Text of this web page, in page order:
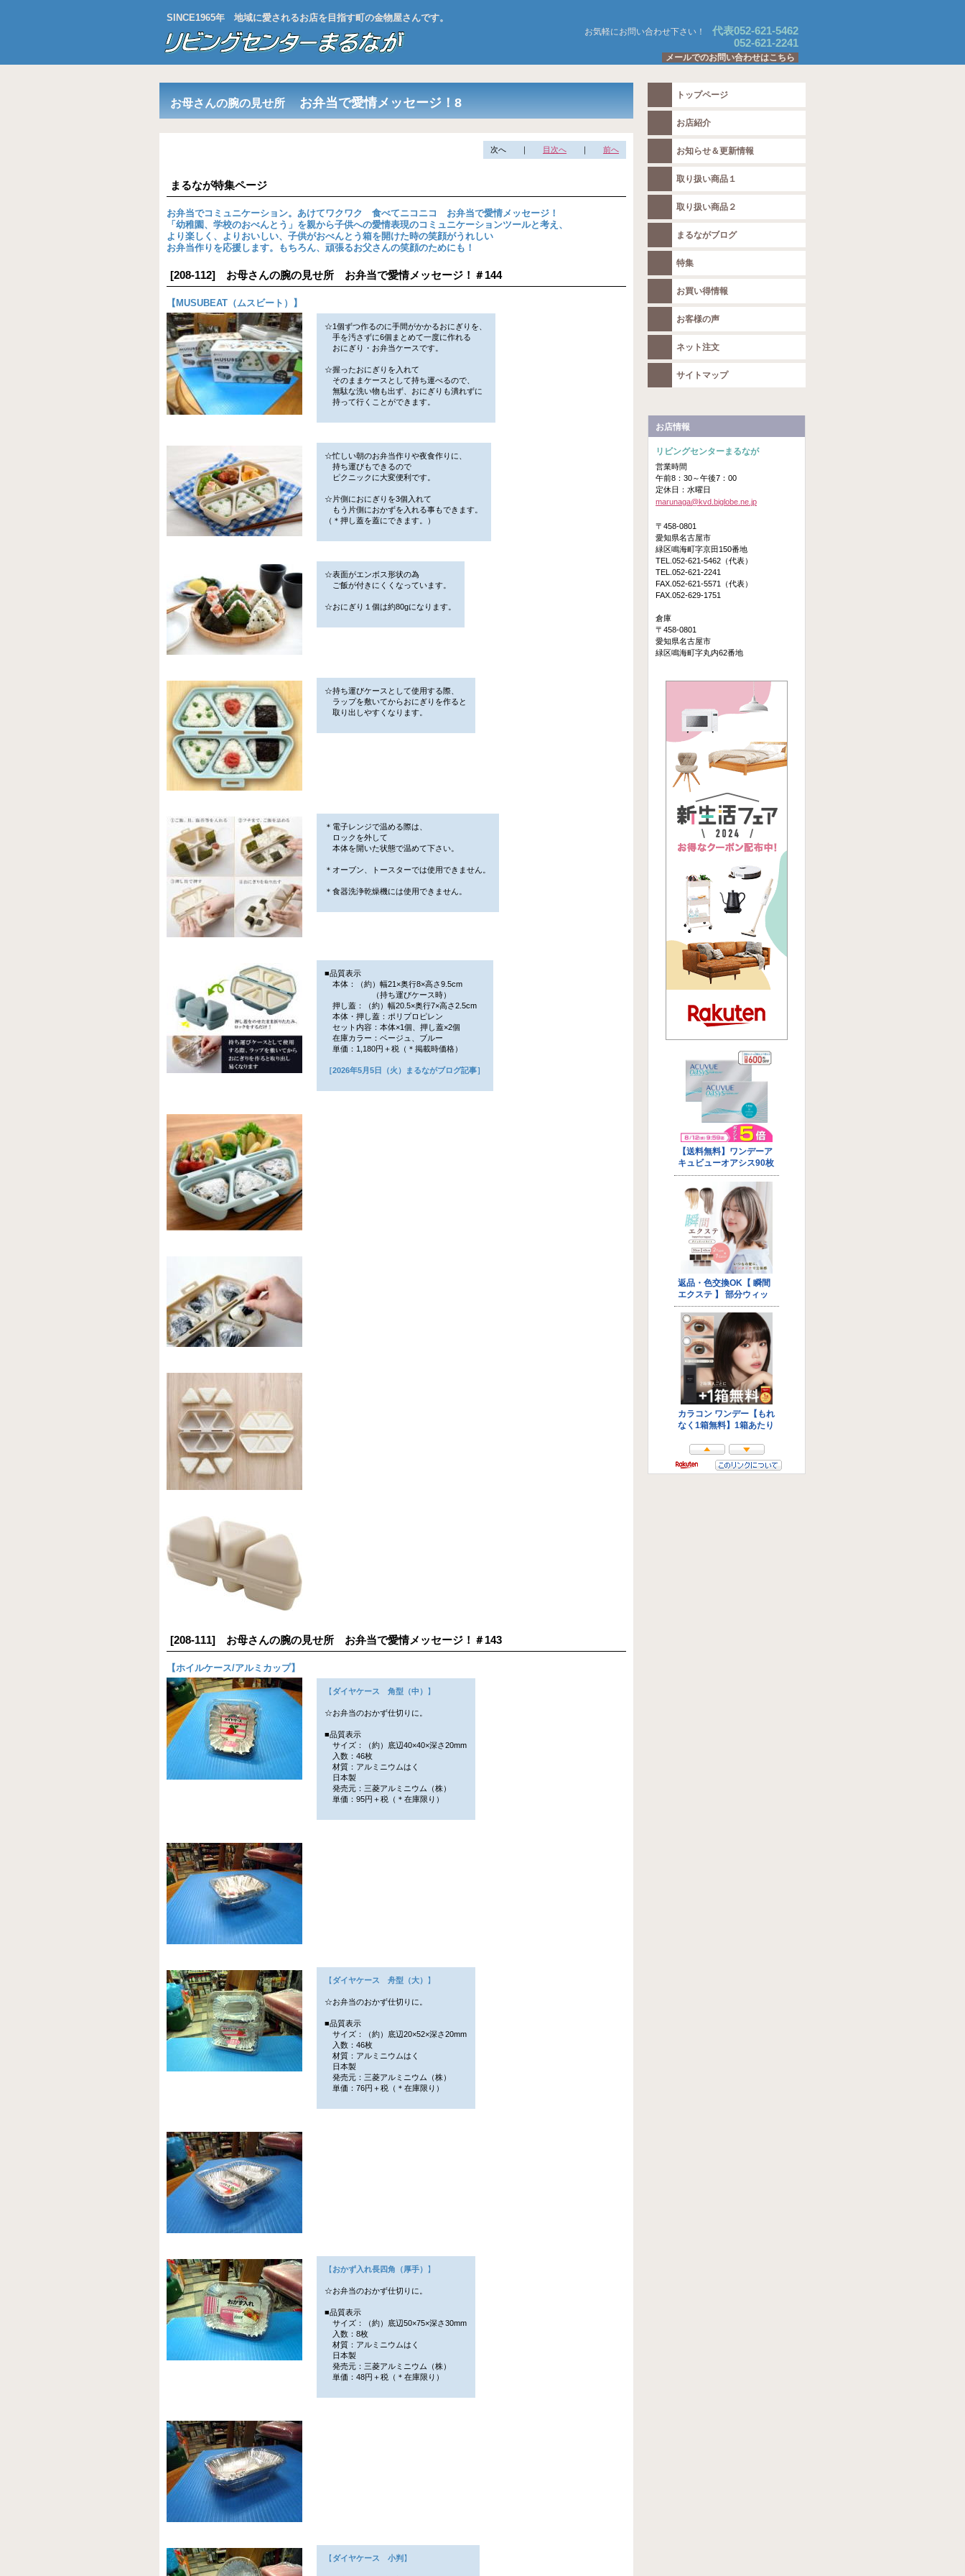
SINCE1965年 地域に愛されるお店を目指す町の金物屋さんです。
お気軽にお問い合わせ下さい！
代表052-621-5462
052-621-2241
メールでのお問い合わせはこちら
お母さんの腕の見せ所 お弁当で愛情メッセージ！8
次へ ｜ 目次へ ｜ 前へ
まるなが特集ページ
お弁当でコミュニケーション。あけてワクワク 食べてニコニコ お弁当で愛情メッセージ！
「幼稚園、学校のおべんとう」を親から子供への愛情表現のコミュニケーションツールと考え、
より楽しく、よりおいしい、子供がおべんとう箱を開けた時の笑顔がうれしい
お弁当作りを応援します。もちろん、頑張るお父さんの笑顔のためにも！
[208-112] お母さんの腕の見せ所 お弁当で愛情メッセージ！＃144
【 MUSUBEAT（ムスビート） 】
☆1個ずつ作るのに手間がかかるおにぎりを、
手を汚さずに6個まとめて一度に作れる
おにぎり・お弁当ケースです。
☆握ったおにぎりを入れて
そのままケースとして持ち運べるので、
無駄な洗い物も出ず、おにぎりも潰れずに
持って行くことができます。
☆忙しい朝のお弁当作りや夜食作りに、
持ち運びもできるので
ピクニックに大変便利です。
☆片側におにぎりを3個入れて
もう片側におかずを入れる事もできます。
（＊押し蓋を蓋にできます。）
☆表面がエンボス形状の為
ご飯が付きにくくなっています。
☆おにぎり１個は約80gになります。
☆持ち運びケースとして使用する際、
ラップを敷いてからおにぎりを作ると
取り出しやすくなります。
＊電子レンジで温める際は、
ロックを外して
本体を開いた状態で温めて下さい。
＊オーブン、トースターでは使用できません。
＊食器洗浄乾燥機には使用できません。
■品質表示
本体：（約）幅21×奥行8×高さ9.5cm
（持ち運びケース時）
押し蓋：（約）幅20.5×奥行7×高さ2.5cm
本体・押し蓋：ポリプロピレン
セット内容：本体×1個、押し蓋×2個
在庫カラー：ベージュ、ブルー
単価：1,180円＋税（＊掲載時価格）
［2026年5月5日（火）まるながブログ記事］
[208-111] お母さんの腕の見せ所 お弁当で愛情メッセージ！＃143
【ホイルケース/アルミカップ】
【ダイヤケース 角型（中） 】
☆お弁当のおかず仕切りに。
■品質表示
サイズ：（約）底辺40×40×深さ20mm
入数：46枚
材質：アルミニウムはく
日本製
発売元：三菱アルミニウム（株）
単価：95円＋税（＊在庫限り）
【ダイヤケース 舟型（大） 】
☆お弁当のおかず仕切りに。
■品質表示
サイズ：（約）底辺20×52×深さ20mm
入数：46枚
材質：アルミニウムはく
日本製
発売元：三菱アルミニウム（株）
単価：76円＋税（＊在庫限り）
【おかず入れ長四角（厚手） 】
☆お弁当のおかず仕切りに。
■品質表示
サイズ：（約）底辺50×75×深さ30mm
入数：8枚
材質：アルミニウムはく
日本製
発売元：三菱アルミニウム（株）
単価：48円＋税（＊在庫限り）
【ダイヤケース 小判 】
トップページ
お店紹介
お知らせ＆更新情報
取り扱い商品１
取り扱い商品２
まるながブログ
特集
お買い得情報
お客様の声
ネット注文
サイトマップ
お店情報
リビングセンターまるなが
営業時間
午前8：30～午後7：00
定休日：水曜日
marunaga@kvd.biglobe.ne.jp
〒458-0801
愛知県名古屋市
緑区鳴海町字京田150番地
TEL.052-621-5462（代表）
TEL.052-621-2241
FAX.052-621-5571（代表）
FAX.052-629-1751
倉庫
〒458-0801
愛知県名古屋市
緑区鳴海町字丸内62番地